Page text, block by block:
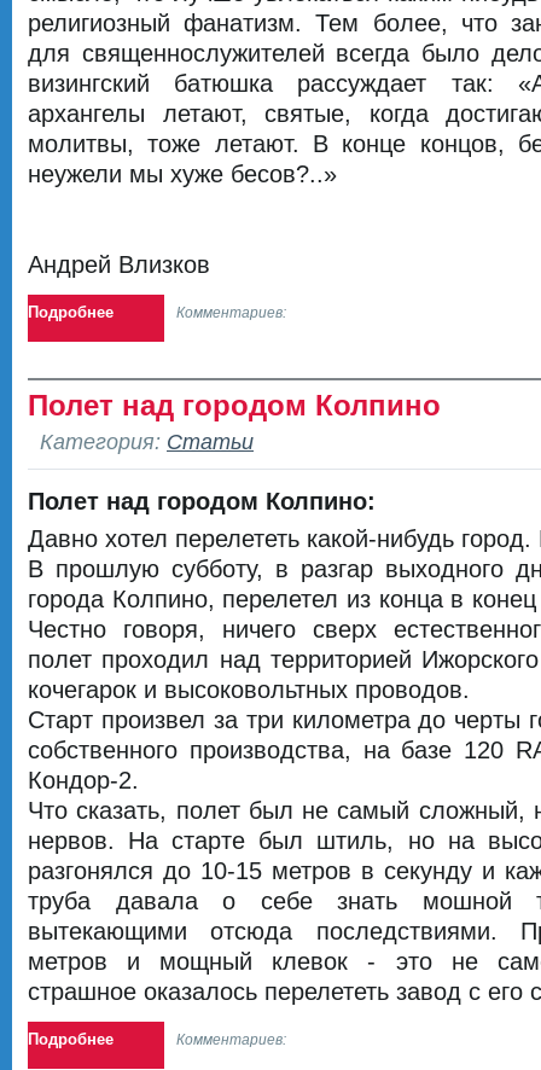
религиозный фанатизм. Тем более, что
для священнослужителей всегда было
визингский батюшка рассуждает так:
архангелы летают, святые, когда
молитвы, тоже летают. В конце концов,
неужели мы хуже бесов?..»
Андрей Влизков
Подробнее Комментариев:
Полет над городом Колпино
Категория: Статьи
Полет над городом Колпино:
Давно хотел перелететь какой-нибудь
В прошлую субботу, в разгар выходного
города Колпино, перелетел из конца в
Честно говоря, ничего сверх
полет проходил над территорией
кочегарок и высоковольтных проводов.
Старт произвел за три километра до черты
собственного производства, на базе 120
Кондор-2.
Что сказать, полет был не самый сложный,
нервов. На старте был штиль, но на
разгонялся до 10-15 метров в секунду и
труба давала о себе знать мошной
вытекающими отсюда последствиями.
метров и мощный клевок - это не
страшное оказалось перелететь завод с его
Подробнее Комментариев: